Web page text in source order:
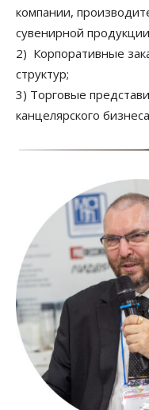
компании,
сувенирной
2) Корпоративные
структур;
3) Торговые
канцелярского